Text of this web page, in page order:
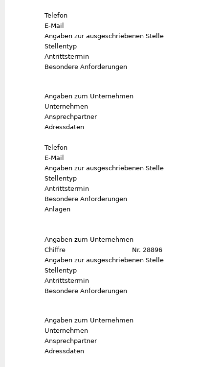
Telefon
E-Mail
Angaben zur ausgeschriebenen Stelle
Stellentyp
Antrittstermin
Besondere Anforderungen
Angaben zum Unternehmen
Unternehmen
Ansprechpartner
Adressdaten
Telefon
E-Mail
Angaben zur ausgeschriebenen Stelle
Stellentyp
Antrittstermin
Besondere Anforderungen
Anlagen
Angaben zum Unternehmen
Chiffre
Nr. 28896
Angaben zur ausgeschriebenen Stelle
Stellentyp
Antrittstermin
Besondere Anforderungen
Angaben zum Unternehmen
Unternehmen
Ansprechpartner
Adressdaten